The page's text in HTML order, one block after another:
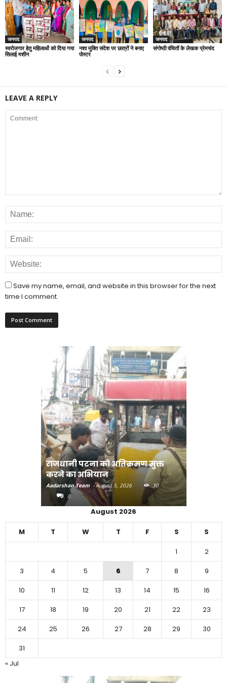
जनपद
स्वरोजगार हेतु महिलाओं को दिया गया
सिलाई मशीन
जनपद
नशा मुक्ति संदेश पर छात्रों ने बनाए
पोस्टर
जनपद
संगोष्ठी:वंचितों के लेखक प्रेमचंद
LEAVE A REPLY
Save my name, email, and website in this browser for the next
time I comment.
राजधानी पटना को अतिक्रमण मुक्त
करने का अभियान
Aadarshan Team - August 5, 2026
30
0
August 2026
M T W T F S S
1
2
3
4 5 6 7 8
9
10
11 12 13 14 15
16
17
18 19 20 21 22
23
24
25 26 27 28 29
30
31
« Jul